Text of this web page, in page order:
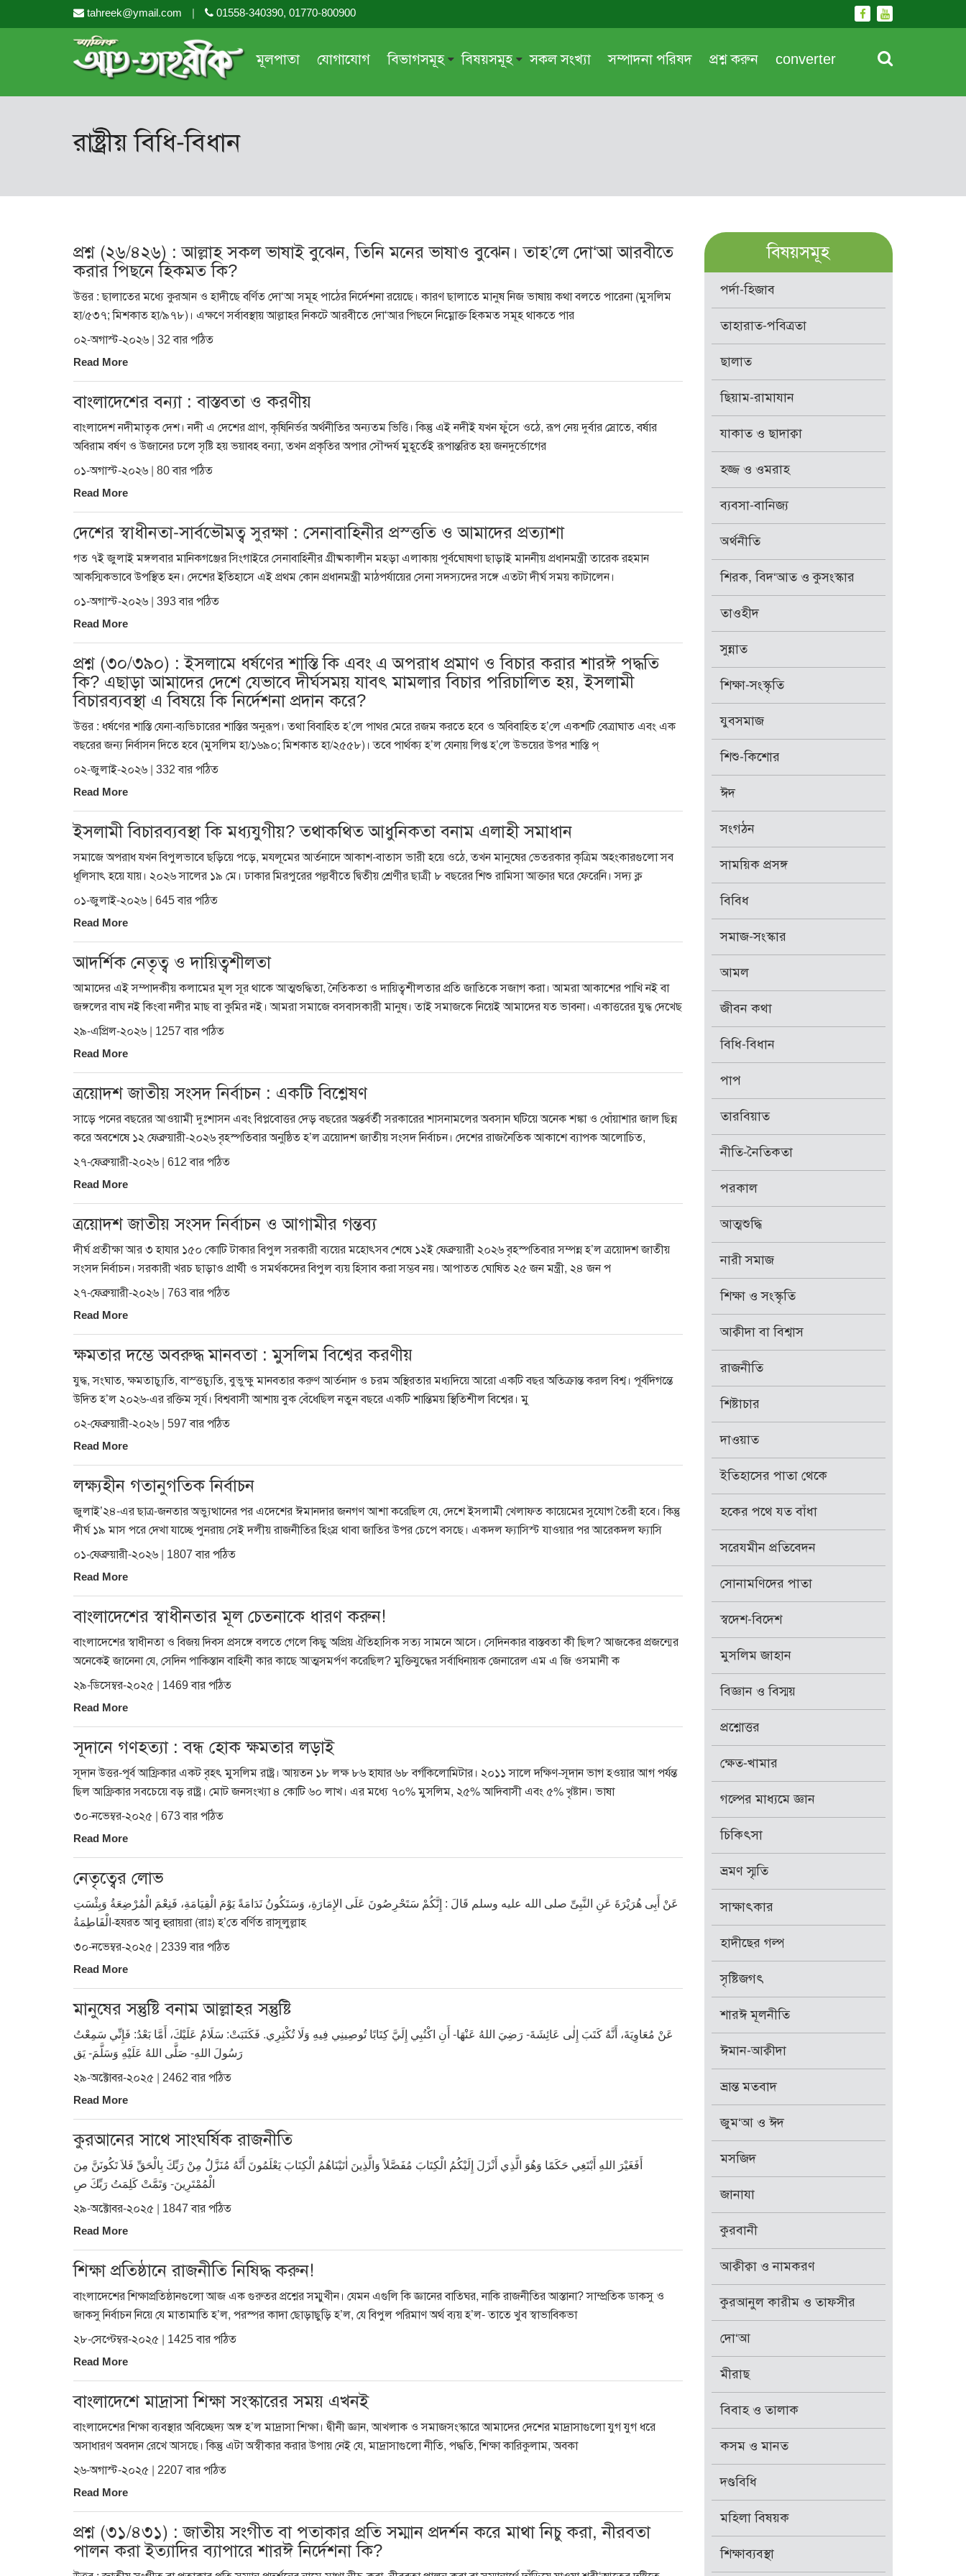
tahreek@ymail.com | 01558-340390, 01770-800900
মূলপাতা যোগাযোগ বিভাগসমূহ
প্রবন্ধ সমুহ
সময়ের ভাবনা
আরও
বিষয়সমূহ
আত্মশুদ্ধি
নীতি-নৈতিকতা
আরও
সকল সংখ্যা সম্পাদনা পরিষদ প্রশ্ন করুন converter
রাষ্ট্রীয় বিধি-বিধান
প্রশ্ন (২৬/৪২৬) : আল্লাহ সকল ভাষাই বুঝেন, তিনি মনের ভাষাও বুঝেন। তাহ’লে দো‘আ আরবীতে
করার পিছনে হিকমত কি?
উত্তর : ছালাতের মধ্যে কুরআন ও হাদীছে বর্ণিত দো‘আ সমূহ পাঠের নির্দেশনা রয়েছে। কারণ ছালাতে মানুষ নিজ ভাষায় কথা বলতে পারেনা (মুসলিম
হা/৫৩৭; মিশকাত হা/৯৭৮)। এক্ষণে সর্বাবস্থায় আল্লাহর নিকটে আরবীতে দো‘আর পিছনে নিম্নোক্ত হিকমত সমূহ থাকতে পার
০২-অগাস্ট-২০২৬ | 32 বার পঠিত
Read More
বাংলাদেশের বন্যা : বাস্তবতা ও করণীয়
বাংলাদেশ নদীমাতৃক দেশ। নদী এ দেশের প্রাণ, কৃষিনির্ভর অর্থনীতির অন্যতম ভিত্তি। কিন্তু এই নদীই যখন ফুঁসে ওঠে, রূপ নেয় দুর্বার স্রোতে, বর্ষার
অবিরাম বর্ষণ ও উজানের ঢলে সৃষ্টি হয় ভয়াবহ বন্যা, তখন প্রকৃতির অপার সৌন্দর্য মুহূর্তেই রূপান্তরিত হয় জনদুর্ভোগের
০১-অগাস্ট-২০২৬ | 80 বার পঠিত
Read More
দেশের স্বাধীনতা-সার্বভৌমত্ব সুরক্ষা : সেনাবাহিনীর প্রস্ত্ততি ও আমাদের প্রত্যাশা
গত ৭ই জুলাই মঙ্গলবার মানিকগঞ্জের সিংগাইরে সেনাবাহিনীর গ্রীষ্মকালীন মহড়া এলাকায় পূর্বঘোষণা ছাড়াই মাননীয় প্রধানমন্ত্রী তারেক রহমান
আকস্মিকভাবে উপস্থিত হন। দেশের ইতিহাসে এই প্রথম কোন প্রধানমন্ত্রী মাঠপর্যায়ের সেনা সদস্যদের সঙ্গে এতটা দীর্ঘ সময় কাটালেন।
০১-অগাস্ট-২০২৬ | 393 বার পঠিত
Read More
প্রশ্ন (৩০/৩৯০) : ইসলামে ধর্ষণের শাস্তি কি এবং এ অপরাধ প্রমাণ ও বিচার করার শারঈ পদ্ধতি
কি? এছাড়া আমাদের দেশে যেভাবে দীর্ঘসময় যাবৎ মামলার বিচার পরিচালিত হয়, ইসলামী
বিচারব্যবস্থা এ বিষয়ে কি নির্দেশনা প্রদান করে?
উত্তর : ধর্ষণের শাস্তি যেনা-ব্যভিচারের শাস্তির অনুরূপ। তথা বিবাহিত হ’লে পাথর মেরে রজম করতে হবে ও অবিবাহিত হ’লে একশটি বেত্রাঘাত এবং এক
বছরের জন্য নির্বাসন দিতে হবে (মুসলিম হা/১৬৯০; মিশকাত হা/২৫৫৮)। তবে পার্থক্য হ’ল যেনায় লিপ্ত হ’লে উভয়ের উপর শাস্তি প্
০২-জুলাই-২০২৬ | 332 বার পঠিত
Read More
ইসলামী বিচারব্যবস্থা কি মধ্যযুগীয়? তথাকথিত আধুনিকতা বনাম এলাহী সমাধান
সমাজে অপরাধ যখন বিপুলভাবে ছড়িয়ে পড়ে, মযলূমের আর্তনাদে আকাশ-বাতাস ভারী হয়ে ওঠে, তখন মানুষের ভেতরকার কৃত্রিম অহংকারগুলো সব
ধূলিসাৎ হয়ে যায়। ২০২৬ সালের ১৯ মে। ঢাকার মিরপুরের পল্লবীতে দ্বিতীয় শ্রেণীর ছাত্রী ৮ বছরের শিশু রামিসা আক্তার ঘরে ফেরেনি। সদ্য ক্ল
০১-জুলাই-২০২৬ | 645 বার পঠিত
Read More
আদর্শিক নেতৃত্ব ও দায়িত্বশীলতা
আমাদের এই সম্পাদকীয় কলামের মূল সূর থাকে আত্মশুদ্ধিতা, নৈতিকতা ও দায়িত্বশীলতার প্রতি জাতিকে সজাগ করা। আমরা আকাশের পাখি নই বা
জঙ্গলের বাঘ নই কিংবা নদীর মাছ বা কুমির নই। আমরা সমাজে বসবাসকারী মানুষ। তাই সমাজকে নিয়েই আমাদের যত ভাবনা। একাত্তরের যুদ্ধ দেখেছ
২৯-এপ্রিল-২০২৬ | 1257 বার পঠিত
Read More
ত্রয়োদশ জাতীয় সংসদ নির্বাচন : একটি বিশ্লেষণ
সাড়ে পনের বছরের আওয়ামী দুঃশাসন এবং বিপ্লবোত্তর দেড় বছরের অন্তর্বর্তী সরকারের শাসনামলের অবসান ঘটিয়ে অনেক শঙ্কা ও ধোঁয়াশার জাল ছিন্ন
করে অবশেষে ১২ ফেব্রুয়ারী-২০২৬ বৃহস্পতিবার অনুষ্ঠিত হ’ল ত্রয়োদশ জাতীয় সংসদ নির্বাচন। দেশের রাজনৈতিক আকাশে ব্যাপক আলোচিত,
২৭-ফেব্রুয়ারী-২০২৬ | 612 বার পঠিত
Read More
ত্রয়োদশ জাতীয় সংসদ নির্বাচন ও আগামীর গন্তব্য
দীর্ঘ প্রতীক্ষা আর ৩ হাযার ১৫০ কোটি টাকার বিপুল সরকারী ব্যয়ের মহোৎসব শেষে ১২ই ফেব্রুয়ারী ২০২৬ বৃহস্পতিবার সম্পন্ন হ’ল ত্রয়োদশ জাতীয়
সংসদ নির্বাচন। সরকারী খরচ ছাড়াও প্রার্থী ও সমর্থকদের বিপুল ব্যয় হিসাব করা সম্ভব নয়। আপাতত ঘোষিত ২৫ জন মন্ত্রী, ২৪ জন প
২৭-ফেব্রুয়ারী-২০২৬ | 763 বার পঠিত
Read More
ক্ষমতার দম্ভে অবরুদ্ধ মানবতা : মুসলিম বিশ্বের করণীয়
যুদ্ধ, সংঘাত, ক্ষমতাচ্যুতি, বাস্ত্তচ্যুতি, বুভুক্ষু মানবতার করুণ আর্তনাদ ও চরম অস্থিরতার মধ্যদিয়ে আরো একটি বছর অতিক্রান্ত করল বিশ্ব। পূর্বদিগন্তে
উদিত হ’ল ২০২৬-এর রক্তিম সূর্য। বিশ্ববাসী আশায় বুক বেঁধেছিল নতুন বছরে একটি শান্তিময় স্থিতিশীল বিশ্বের। মু
০২-ফেব্রুয়ারী-২০২৬ | 597 বার পঠিত
Read More
লক্ষ্যহীন গতানুগতিক নির্বাচন
জুলাই’২৪-এর ছাত্র-জনতার অভ্যুত্থানের পর এদেশের ঈমানদার জনগণ আশা করেছিল যে, দেশে ইসলামী খেলাফত কায়েমের সুযোগ তৈরী হবে। কিন্তু
দীর্ঘ ১৯ মাস পরে দেখা যাচ্ছে পুনরায় সেই দলীয় রাজনীতির হিংস্র থাবা জাতির উপর চেপে বসছে। একদল ফ্যাসিস্ট যাওয়ার পর আরেকদল ফ্যাসি
০১-ফেব্রুয়ারী-২০২৬ | 1807 বার পঠিত
Read More
বাংলাদেশের স্বাধীনতার মূল চেতনাকে ধারণ করুন!
বাংলাদেশের স্বাধীনতা ও বিজয় দিবস প্রসঙ্গে বলতে গেলে কিছু অপ্রিয় ঐতিহাসিক সত্য সামনে আসে। সেদিনকার বাস্তবতা কী ছিল? আজকের প্রজন্মের
অনেকেই জানেনা যে, সেদিন পাকিস্তান বাহিনী কার কাছে আত্মসমর্পণ করেছিল? মুক্তিযুদ্ধের সর্বাধিনায়ক জেনারেল এম এ জি ওসমানী ক
২৯-ডিসেম্বর-২০২৫ | 1469 বার পঠিত
Read More
সূদানে গণহত্যা : বন্ধ হোক ক্ষমতার লড়াই
সূদান উত্তর-পূর্ব আফ্রিকার একট বৃহৎ মুসলিম রাষ্ট্র। আয়তন ১৮ লক্ষ ৮৬ হাযার ৬৮ বর্গকিলোমিটার। ২০১১ সালে দক্ষিণ-সূদান ভাগ হওয়ার আগ পর্যন্ত
ছিল আফ্রিকার সবচেয়ে বড় রাষ্ট্র। মোট জনসংখ্যা ৪ কোটি ৬০ লাখ। এর মধ্যে ৭০% মুসলিম, ২৫% আদিবাসী এবং ৫% খৃষ্টান। ভাষা
৩০-নভেম্বর-২০২৫ | 673 বার পঠিত
Read More
নেতৃত্বের লোভ
عَنْ أَبِى هُرَيْرَةَ عَنِ النَّبِىِّ صلى الله عليه وسلم قَالَ : إِنَّكُمْ سَتَحْرِصُونَ عَلَى الإِمَارَةِ، وَسَتَكُونُ نَدَامَةً يَوْمَ الْقِيَامَةِ، فَنِعْمَ الْمُرْضِعَةُ وَبِئْسَتِ
الْفَاطِمَةُ-হযরত আবু হুরায়রা (রাঃ) হ’তে বর্ণিত রাসূলুল্লাহ
৩০-নভেম্বর-২০২৫ | 2339 বার পঠিত
Read More
মানুষের সন্তুষ্টি বনাম আল্লাহর সন্তুষ্টি
عَنْ مُعَاوِيَةَ، أَنَّهُ كَتَبَ إِلٰى عَائِشَةَ- رَضِيَ اللهُ عَنْهَا- أَنِ اكْتُبِي إِلَيَّ كِتَابًا تُوصِينِي فِيهِ وَلَا تُكْثِرِي. فَكَتَبَتْ: سَلَامٌ عَلَيْكَ، أَمَّا بَعْدُ: فَإِنِّي سَمِعْتُ
رَسُولَ اللهِ- صَلَّى اللهُ عَلَيْهِ وَسَلَّمَ- يَق
২৯-অক্টোবর-২০২৫ | 2462 বার পঠিত
Read More
কুরআনের সাথে সাংঘর্ষিক রাজনীতি
أَفَغَيْرَ اللهِ أَبْتَغِي حَكَمًا وَهُوَ الَّذِي أَنْزَلَ إِلَيْكُمُ الْكِتَابَ مُفَصَّلاً وَالَّذِينَ اٰتَيْنَاهُمُ الْكِتَابَ يَعْلَمُونَ أَنَّهُ مُنَزَّلٌ مِنْ رَبِّكَ بِالْحَقِّ فَلاَ تَكُونَنَّ مِنَ
الْمُمْتَرِينَ- وَتَمَّتْ كَلِمَتُ رَبِّكَ صِ
২৯-অক্টোবর-২০২৫ | 1847 বার পঠিত
Read More
শিক্ষা প্রতিষ্ঠানে রাজনীতি নিষিদ্ধ করুন!
বাংলাদেশের শিক্ষাপ্রতিষ্ঠানগুলো আজ এক গুরুতর প্রশ্নের সম্মুখীন। যেমন এগুলি কি জ্ঞানের বাতিঘর, নাকি রাজনীতির আস্তানা? সাম্প্রতিক ডাকসু ও
জাকসু নির্বাচন নিয়ে যে মাতামাতি হ’ল, পরস্পর কাদা ছোড়াছুড়ি হ’ল, যে বিপুল পরিমাণ অর্থ ব্যয় হ’ল- তাতে খুব স্বাভাবিকভা
২৮-সেপ্টেম্বর-২০২৫ | 1425 বার পঠিত
Read More
বাংলাদেশে মাদ্রাসা শিক্ষা সংস্কারের সময় এখনই
বাংলাদেশের শিক্ষা ব্যবস্থার অবিচ্ছেদ্য অঙ্গ হ’ল মাদ্রাসা শিক্ষা। দ্বীনী জ্ঞান, আখলাক ও সমাজসংস্কারে আমাদের দেশের মাদ্রাসাগুলো যুগ যুগ ধরে
অসাধারণ অবদান রেখে আসছে। কিন্তু এটা অস্বীকার করার উপায় নেই যে, মাদ্রাসাগুলো নীতি, পদ্ধতি, শিক্ষা কারিকুলাম, অবকা
২৬-অগাস্ট-২০২৫ | 2207 বার পঠিত
Read More
প্রশ্ন (৩১/৪৩১) : জাতীয় সংগীত বা পতাকার প্রতি সম্মান প্রদর্শন করে মাথা নিচু করা, নীরবতা
পালন করা ইত্যাদির ব্যাপারে শারঈ নির্দেশনা কি?
বিষয়সমূহ
পর্দা-হিজাব
তাহারাত-পবিত্রতা
ছালাত
ছিয়াম-রামাযান
যাকাত ও ছাদাক্বা
হজ্জ ও ওমরাহ
ব্যবসা-বানিজ্য
অর্থনীতি
শিরক, বিদ‘আত ও কুসংস্কার
তাওহীদ
সুন্নাত
শিক্ষা-সংস্কৃতি
যুবসমাজ
শিশু-কিশোর
ঈদ
সংগঠন
সাময়িক প্রসঙ্গ
বিবিধ
সমাজ-সংস্কার
আমল
জীবন কথা
বিধি-বিধান
পাপ
তারবিয়াত
নীতি-নৈতিকতা
পরকাল
আত্মশুদ্ধি
নারী সমাজ
শিক্ষা ও সংস্কৃতি
আক্বীদা বা বিশ্বাস
রাজনীতি
শিষ্টাচার
দাওয়াত
ইতিহাসের পাতা থেকে
হকের পথে যত বাঁধা
সরেযমীন প্রতিবেদন
সোনামণিদের পাতা
স্বদেশ-বিদেশ
মুসলিম জাহান
বিজ্ঞান ও বিস্ময়
প্রশ্নোত্তর
ক্ষেত-খামার
গল্পের মাধ্যমে জ্ঞান
চিকিৎসা
ভ্রমণ স্মৃতি
সাক্ষাৎকার
হাদীছের গল্প
সৃষ্টিজগৎ
শারঈ মূলনীতি
ঈমান-আক্বীদা
ভ্রান্ত মতবাদ
জুম‘আ ও ঈদ
মসজিদ
জানাযা
কুরবানী
আক্বীক্বা ও নামকরণ
কুরআনুল কারীম ও তাফসীর
দো‘আ
মীরাছ
বিবাহ ও তালাক
কসম ও মানত
দণ্ডবিধি
মহিলা বিষয়ক
শিক্ষাব্যবস্থা